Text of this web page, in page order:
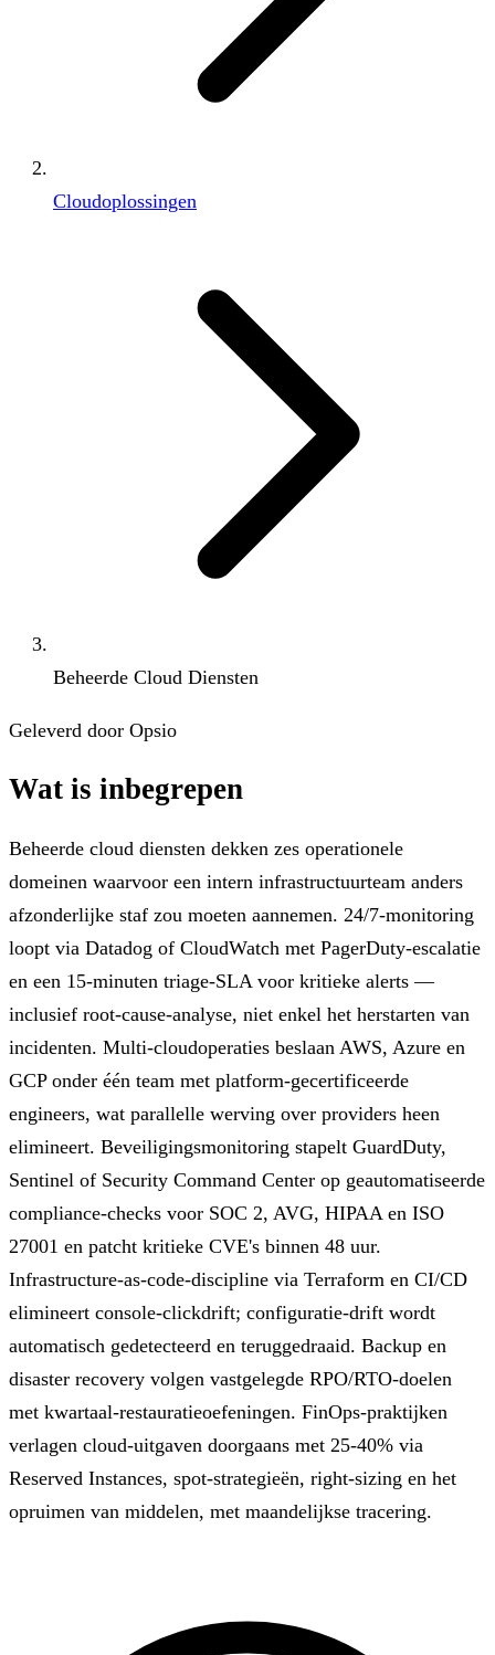
Cloudoplossingen
Beheerde Cloud Diensten
Geleverd door Opsio
Wat is inbegrepen
Beheerde cloud diensten dekken zes operationele
domeinen waarvoor een intern infrastructuurteam anders
afzonderlijke staf zou moeten aannemen. 24/7-monitoring
loopt via Datadog of CloudWatch met PagerDuty-escalatie
en een 15-minuten triage-SLA voor kritieke alerts —
inclusief root-cause-analyse, niet enkel het herstarten van
incidenten. Multi-cloudoperaties beslaan AWS, Azure en
GCP onder één team met platform-gecertificeerde
engineers, wat parallelle werving over providers heen
elimineert. Beveiligingsmonitoring stapelt GuardDuty,
Sentinel of Security Command Center op geautomatiseerde
compliance-checks voor SOC 2, AVG, HIPAA en ISO
27001 en patcht kritieke CVE's binnen 48 uur.
Infrastructure-as-code-discipline via Terraform en CI/CD
elimineert console-clickdrift; configuratie-drift wordt
automatisch gedetecteerd en teruggedraaid. Backup en
disaster recovery volgen vastgelegde RPO/RTO-doelen
met kwartaal-restauratieoefeningen. FinOps-praktijken
verlagen cloud-uitgaven doorgaans met 25-40% via
Reserved Instances, spot-strategieën, right-sizing en het
opruimen van middelen, met maandelijkse tracering.